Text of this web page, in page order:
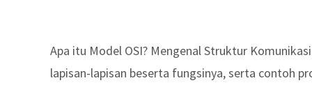
Apa itu Model OSI? Mengenal Struktur
lapisan-lapisan beserta fungsinya, serta contoh